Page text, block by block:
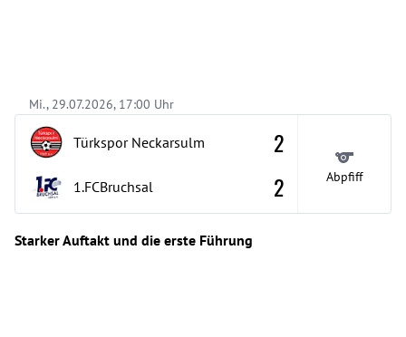
Mi., 29.07.2026, 17:00 Uhr
Türkspor Neckarsulm
1.FCBruchsal
2
2
Abpfiff
Starker Auftakt und die erste Führung